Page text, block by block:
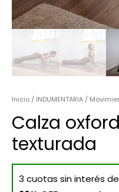
Inicio / INDUMENTARIA /
Calza
texturada
3 cuotas sin interés